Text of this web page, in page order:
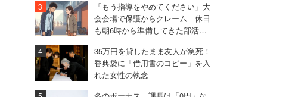
「もう指導をやめてください」大
会会場で保護からクレーム 休日
も朝6時から準備してきた部活動
35万円を貸したまま友人が急死！
香典袋に「借用書のコピー」を入
れた女性の執念